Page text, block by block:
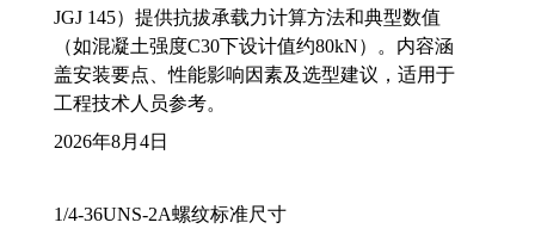
JGJ 145）提供抗拔承载力计算方法和典型数值
（如混凝土强度C30下设计值约80kN）。内容涵
盖安装要点、性能影响因素及选型建议，适用于
工程技术人员参考。
2026年8月4日
1/4-36UNS-2A螺纹标准尺寸